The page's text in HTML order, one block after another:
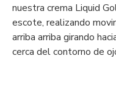
nuestra crema Liquid
escote, realizando
arriba arriba girando
cerca del contorno de